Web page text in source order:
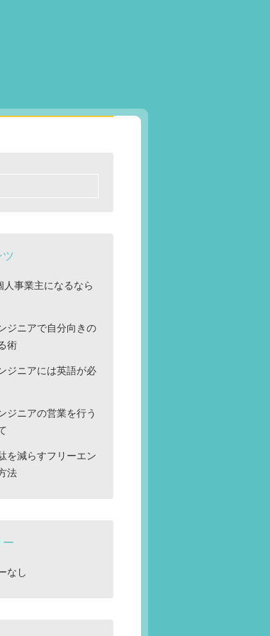
人事業主になるなら
ジニアで自分向きの
術
ジニアには英語が必
ジニアの営業を行う
を減らすフリーエン
法
ー
なし